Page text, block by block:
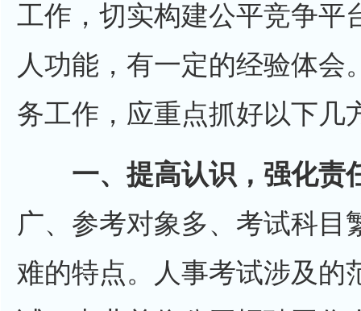
工作，切实构建公平竞争平
人功能，有一定的经验体
务工作，应重点抓好以下几
一、提高认识，强化责
广、参考对象多、考试科目
难的特点。人事考试涉及的